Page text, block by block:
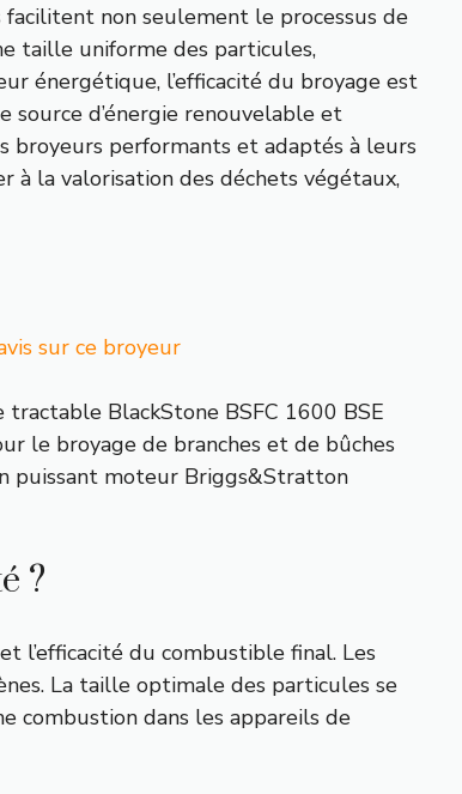
non seulement le processus de
taille uniforme des particules,
énergétique, l’efficacité du broyage est
d’énergie renouvelable et
broyeurs performants et adaptés à leurs
la valorisation des déchets végétaux,
sur ce broyeur
BlackStone BSFC 1600 BSE
le broyage de branches et de bûches
puissant moteur Briggs&Stratton
?
l’efficacité du combustible final. Les
La taille optimale des particules se
combustion dans les appareils de